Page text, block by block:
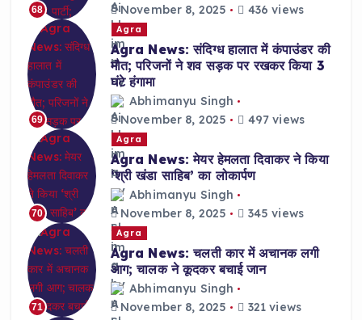
68
November 8, 2025
436 views
69
Agra
Agra News: संदिग्ध हालात में कंपाउंडर की
मौत; परिजनों ने शव सड़क पर रखकर किया 3
घंटे हंगामा
Abhimanyu Singh
November 8, 2025
497 views
70
Agra
Agra News: मेयर हेमलता दिवाकर ने किया
‘श्री खंडा साहिब’ का लोकार्पण
Abhimanyu Singh
November 8, 2025
345 views
71
Agra
Agra News: चलती कार में अचानक लगी
आग; चालक ने कूदकर बचाई जान
Abhimanyu Singh
November 8, 2025
321 views